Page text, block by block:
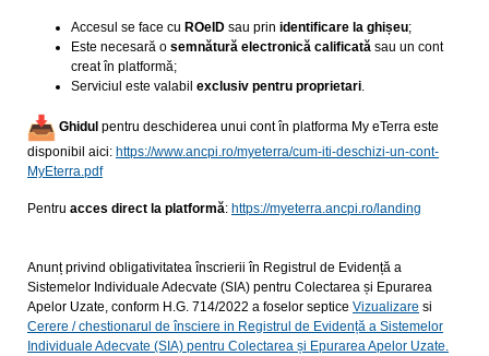
Accesul se face cu ROeID sau prin identificare la ghișeu;
Este necesară o semnătură electronică calificată sau un cont
creat în platformă;
Serviciul este valabil exclusiv pentru proprietari.
Ghidul pentru deschiderea unui cont în platforma My eTerra este
disponibil aici: https://www.ancpi.ro/myeterra/cum-iti-deschizi-un-cont-
MyEterra.pdf
Pentru acces direct la platformă: https://myeterra.ancpi.ro/landing
Anunț privind obligativitatea înscrierii în Registrul de Evidență a
Sistemelor Individuale Adecvate (SIA) pentru Colectarea și Epurarea
Apelor Uzate, conform H.G. 714/2022 a foselor septice Vizualizare si
Cerere / chestionarul de însciere in Registrul de Evidență a Sistemelor
Individuale Adecvate (SIA) pentru Colectarea și Epurarea Apelor Uzate.